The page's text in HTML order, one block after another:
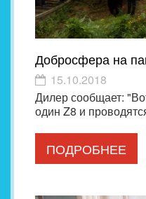
Добросфера на
15.10.2018
Дилер сообщает:
один Z8 и
ПОДРОБНЕЕ